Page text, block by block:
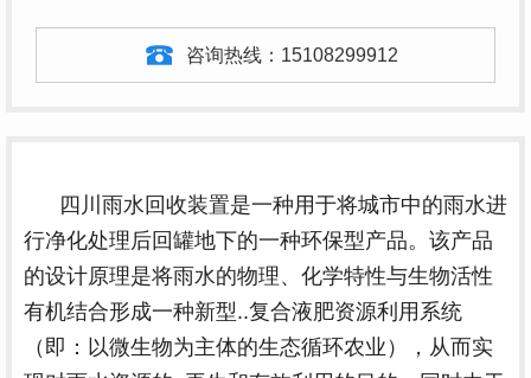
咨询热线： 15108299912
四川雨水回收装置是一种用于将城市中的雨水进
行净化处理后回罐地下的一种环保型产品。该产品
的设计原理是将雨水的物理、化学特性与生物活性
有机结合形成一种新型..复合液肥资源利用系统
（即：以微生物为主体的生态循环农业），从而实